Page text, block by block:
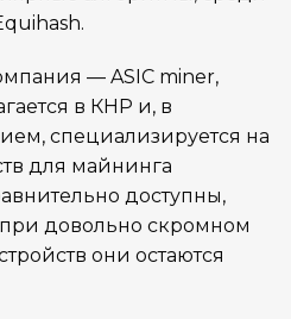
795x585x220
— ASIC miner,
в КНР и, в
специализируется на
для майнинга
доступны,
довольно скромном
они остаются